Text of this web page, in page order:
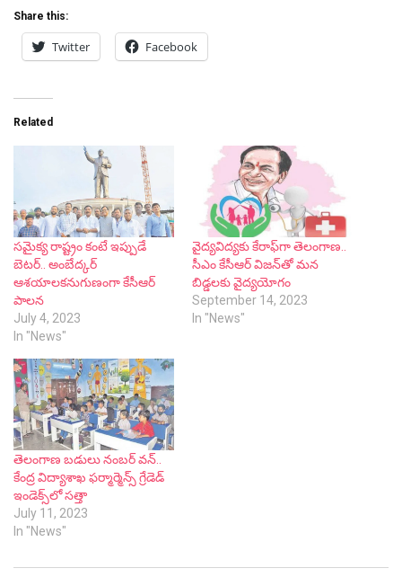
Share this:
Twitter Facebook
Related
స‌మైక్య రాష్ట్రం కంటే ఇప్పుడే
బెట‌ర్‌.. అంబేద్క‌ర్
ఆశ‌యాల‌క‌నుగుణంగా కేసీఆర్
పాల‌న‌
July 4, 2023
In "News"
వైద్య‌విద్య‌కు కేరాఫ్‌గా తెలంగాణ‌..
సీఎం కేసీఆర్ విజ‌న్‌తో మ‌న‌
బిడ్డ‌ల‌కు వైద్య‌యోగం
September 14, 2023
In "News"
తెలంగాణ బ‌డులు నంబ‌ర్ వ‌న్‌..
కేంద్ర విద్యాశాఖ ఫ‌ర్మార్మెన్స్ గ్రేడెడ్
ఇండెక్స్‌లో స‌త్తా
July 11, 2023
In "News"